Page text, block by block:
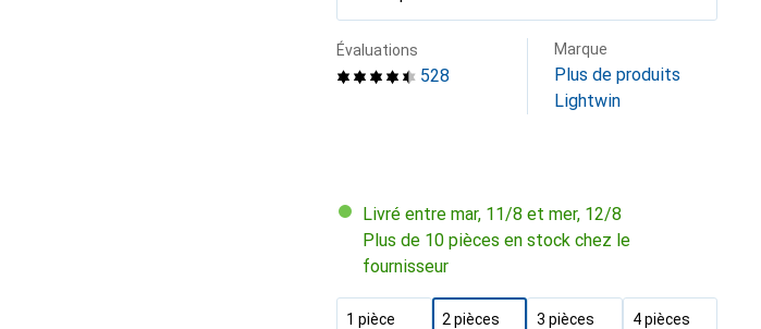
528
Évaluations Marque
Plus de produits
Lightwin
Livré entre mar, 11/8 et mer, 12/8
Plus de 10 pièces en stock chez le
fournisseur
1 pièce
2 pièces
3 pièces
4 pièces